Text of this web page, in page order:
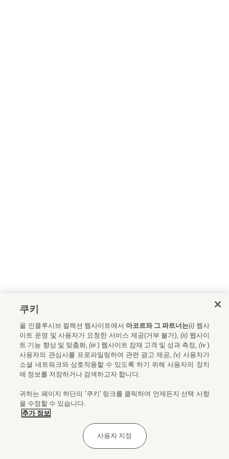
쿠키
올 인클루시브 컬렉션 웹사이트에서 아코르와 그 파트너는(i) 웹사
이트 운영 및 사용자가 요청한 서비스 제공(거부 불가), (ii)웹사이
트 기능 향상 및 맞춤화, (iii) 웹사이트 잠재 고객 및 성과 측정, (iv)
사용자의 관심사를 프로파일링하여 관련 광고 제공,(v) 사용자가
소셜 네트워크와 상호작용할 수 있도록 하기 위해 사용자의 장치
에 정보를 저장하거나 검색하고자 합니다.
귀하는 페이지 하단의 '쿠키' 링크를 클릭하여 언제든지 선택 사항
을 수정할 수 있습니다.
추가 정보
사용자 지정